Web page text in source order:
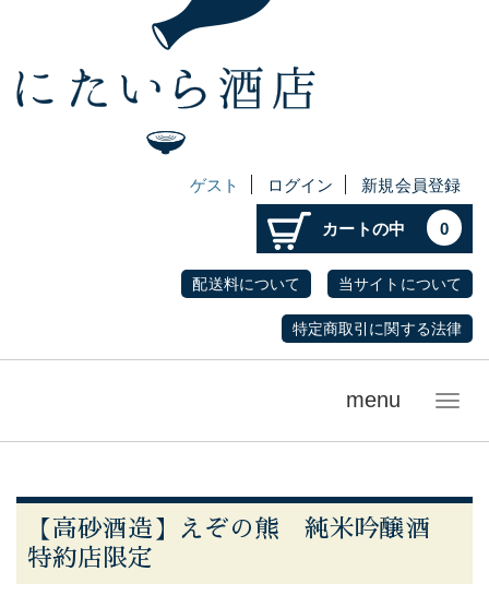
ゲスト ログイン 新規会員登録
カートの中 0
配送料について 当サイトについて
特定商取引に関する法律
メ
menu
【高砂酒造】えぞの熊 純米吟醸酒
特約店限定